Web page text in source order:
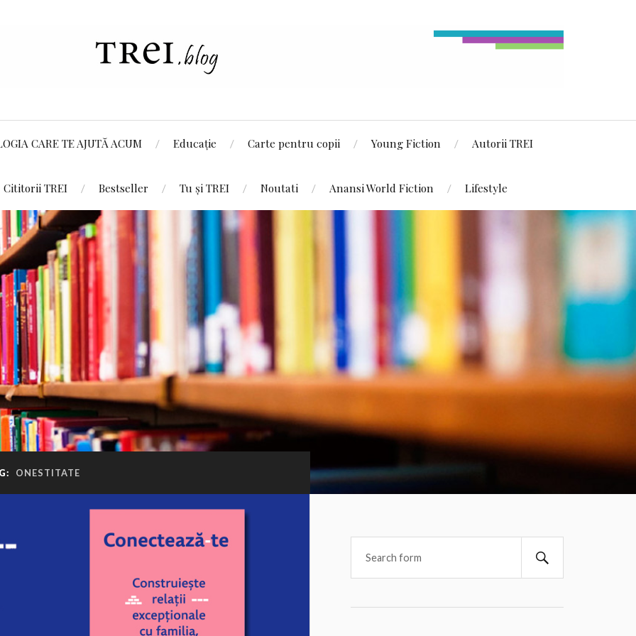
CARE TE AJUTĂ ACUM Educație Carte pentru copii Young Fiction Autorii TREI
Cititorii TREI Bestseller Tu și TREI Noutati Anansi World Fiction Lifestyle
ONESTITATE